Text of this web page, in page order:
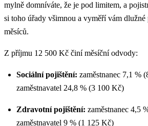
mylně domníváte, že je pod limitem, a
si toho úřady všimnou a vyměří vám dlužné
měsíců.
Z příjmu 12 500 Kč činí měsíční odvody:
Sociální pojištění: zaměstnanec 7,1 %
zaměstnavatel 24,8 % (3 100 Kč)
Zdravotní pojištění: zaměstnanec 4,5
zaměstnavatel 9 % (1 125 Kč)